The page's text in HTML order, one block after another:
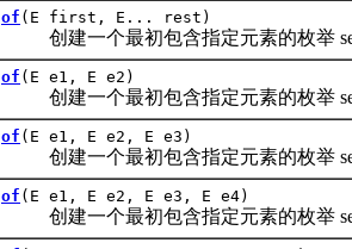
of (E first, E... rest)
创建一个最初包含指定元素的枚举
of (E e1, E e2)
创建一个最初包含指定元素的枚举
of (E e1, E e2, E e3)
创建一个最初包含指定元素的枚举
of (E e1, E e2, E e3, E e4)
创建一个最初包含指定元素的枚举